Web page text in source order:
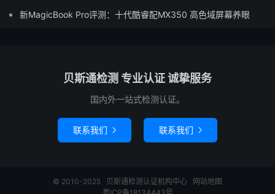
新MagicBook Pro评测：十代酷睿配MX350 高色域屏幕养眼
贝斯通检测 专业认证 诚挚服务
国内外一站式检测认证。
联系我们  联系我们 
© 2010-2025 贝斯通检测认证机构中心
网站地图